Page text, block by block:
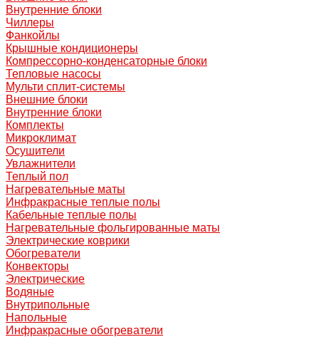
Внутренние блоки
Чиллеры
Фанкойлы
Крышные кондиционеры
Компрессорно-конденсаторные блоки
Тепловые насосы
Мульти сплит-системы
Внешние блоки
Внутренние блоки
Комплекты
Микроклимат
Осушители
Увлажнители
Теплый пол
Нагревательные маты
Инфракрасные теплые полы
Кабельные теплые полы
Нагревательные фольгированные маты
Электрические коврики
Обогреватели
Конвекторы
Электрические
Водяные
Внутрипольные
Напольные
Инфракрасные обогреватели